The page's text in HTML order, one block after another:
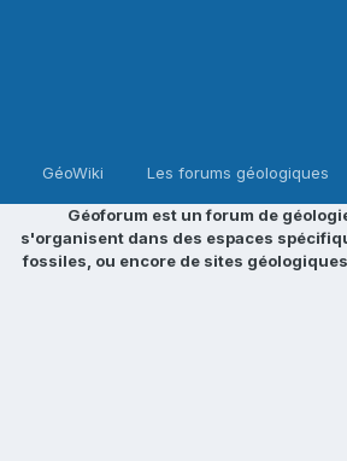
GéoWiki Les forums géologiques
Géoforum est un forum de
s'organisent dans des espaces
fossiles, ou encore de sites